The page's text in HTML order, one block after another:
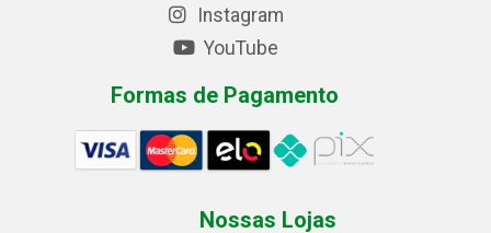
Instagram
YouTube
Formas de Pagamento
Nossas Lojas